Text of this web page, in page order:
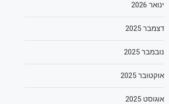
ינואר 2026
דצמבר 2025
נובמבר 2025
אוקטובר 2025
אוגוסט 2025